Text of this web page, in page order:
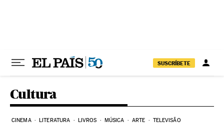
SUSCRÍBETE
Cultura
CINEMA LITERATURA LIVROS MÚSICA ARTE TELEVISÃO